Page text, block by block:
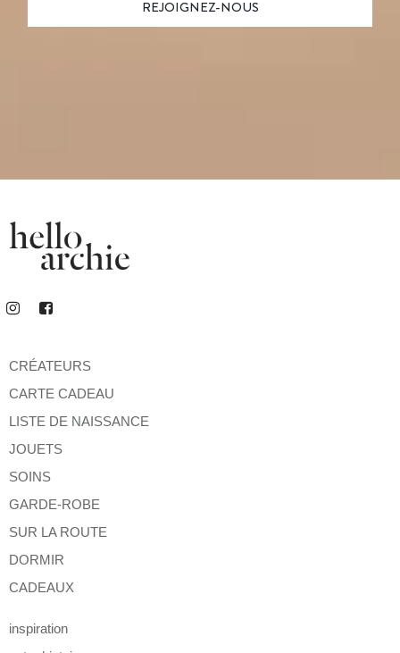
CRÉATEURS
CARTE CADEAU
LISTE DE NAISSANCE
JOUETS
SOINS
GARDE-ROBE
SUR LA ROUTE
DORMIR
CADEAUX
inspiration